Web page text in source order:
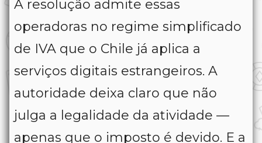
A resolução admite essas
operadoras no regime simplificado
de IVA que o Chile já aplica a
serviços digitais estrangeiros. A
autoridade deixa claro que não
julga a legalidade da atividade —
apenas que o imposto é devido. E a